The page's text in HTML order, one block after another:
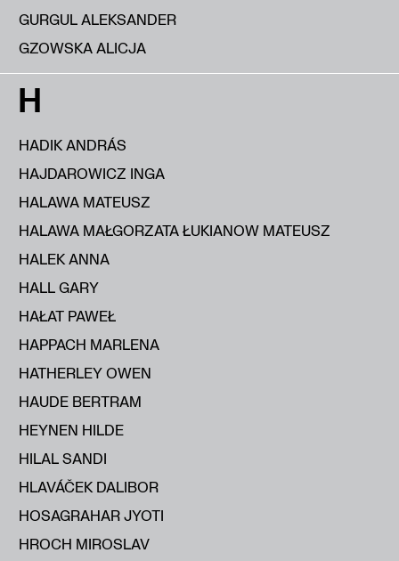
GURGUL ALEKSANDER
GZOWSKA ALICJA
H
HADIK ANDRÁS
HAJDAROWICZ INGA
HALAWA MATEUSZ
HALAWA MAŁGORZATA ŁUKIANOW MATEUSZ
HALEK ANNA
HALL GARY
HAŁAT PAWEŁ
HAPPACH MARLENA
HATHERLEY OWEN
HAUDE BERTRAM
HEYNEN HILDE
HILAL SANDI
HLAVÁČEK DALIBOR
HOSAGRAHAR JYOTI
HROCH MIROSLAV